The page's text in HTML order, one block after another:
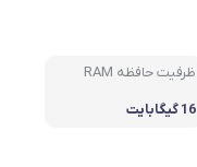
ظرفيت حافظه RAM
16 گيگابايت